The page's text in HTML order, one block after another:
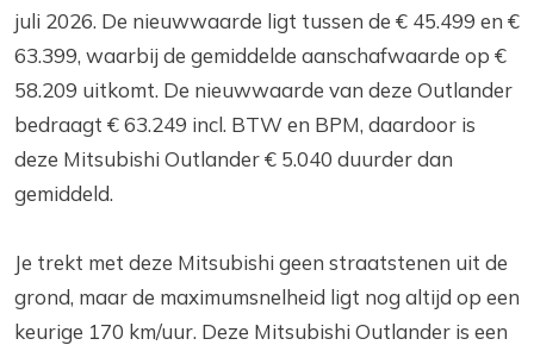
juli 2026. De nieuwwaarde ligt tussen de € 45.499 en €
63.399, waarbij de gemiddelde aanschafwaarde op €
58.209 uitkomt. De nieuwwaarde van deze Outlander
bedraagt € 63.249 incl. BTW en BPM, daardoor is
deze Mitsubishi Outlander € 5.040 duurder dan
gemiddeld.
Je trekt met deze Mitsubishi geen straatstenen uit de
grond, maar de maximumsnelheid ligt nog altijd op een
keurige 170 km/uur. Deze Mitsubishi Outlander is een